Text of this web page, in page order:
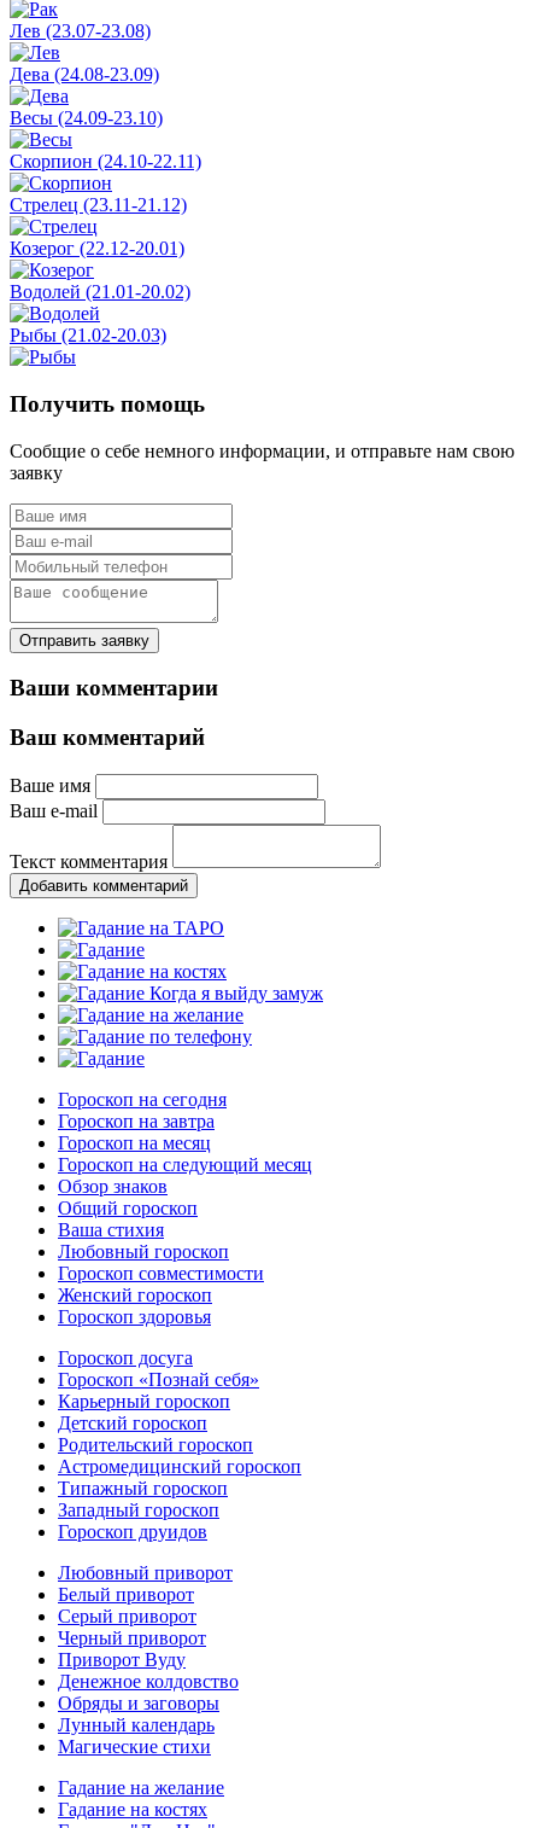
Лев (23.07-23.08)
Дева (24.08-23.09)
Весы (24.09-23.10)
Скорпион (24.10-22.11)
Стрелец (23.11-21.12)
Козерог (22.12-20.01)
Водолей (21.01-20.02)
Рыбы (21.02-20.03)
Получить помощь
Сообщие о себе немного информации, и отправьте нам свою
заявку
Отправить заявку
Ваши комментарии
Ваш комментарий
Ваше имя
Ваш e-mail
Текст комментария
Добавить комментарий
Гороскоп на сегодня
Гороскоп на завтра
Гороскоп на месяц
Гороскоп на следующий месяц
Обзор знаков
Общий гороскоп
Ваша стихия
Любовный гороскоп
Гороскоп совместимости
Женский гороскоп
Гороскоп здоровья
Гороскоп досуга
Гороскоп «Познай себя»
Карьерный гороскоп
Детский гороскоп
Родительский гороскоп
Астромедицинский гороскоп
Типажный гороскоп
Западный гороскоп
Гороскоп друидов
Любовный приворот
Белый приворот
Серый приворот
Черный приворот
Приворот Вуду
Денежное колдовство
Обряды и заговоры
Лунный календарь
Магические стихи
Гадание на желание
Гадание на костях